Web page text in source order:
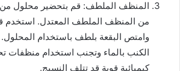
المنظف الملطف: قم بتحضير محلول من
من المنظف الملطف المعتدل. استخدم
وامتص البقعة بلطف باستخدام
الكنب بالماء وتجنب استخدام منظفات
كيميائية قوية قد تتلف النسيج.